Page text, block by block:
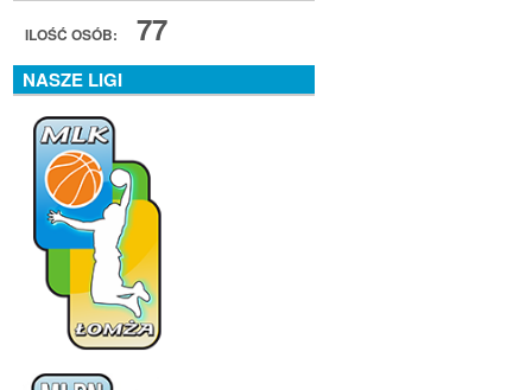
ILOŚĆ OSÓB: 77
NASZE LIGI